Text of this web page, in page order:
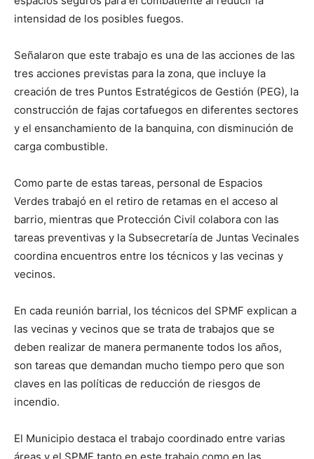
intensidad de los posibles fuegos.
Señalaron que este trabajo es una de las acciones de las
tres acciones previstas para la zona, que incluye la
creación de tres Puntos Estratégicos de Gestión (PEG), la
construcción de fajas cortafuegos en diferentes sectores
y el ensanchamiento de la banquina, con disminución de
carga combustible.
Como parte de estas tareas, personal de Espacios
Verdes trabajó en el retiro de retamas en el acceso al
barrio, mientras que Protección Civil colabora con las
tareas preventivas y la Subsecretaría de Juntas Vecinales
coordina encuentros entre los técnicos y las vecinas y
vecinos.
En cada reunión barrial, los técnicos del SPMF explican a
las vecinas y vecinos que se trata de trabajos que se
deben realizar de manera permanente todos los años,
son tareas que demandan mucho tiempo pero que son
claves en las políticas de reducción de riesgos de
incendio.
El Municipio destaca el trabajo coordinado entre varias